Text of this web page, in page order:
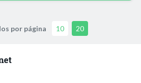
por página 10 20